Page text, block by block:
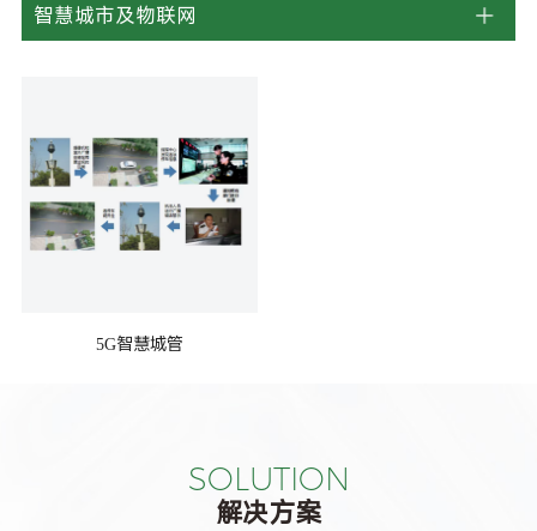
智慧城市及物联网
5G智慧城管
SOLUTION
解决方案